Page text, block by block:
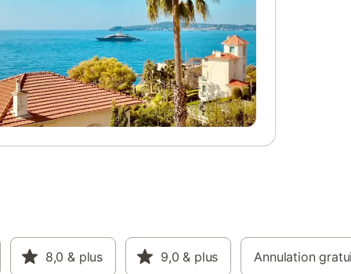
27km
et
8,0 & plus 9,0 & plus Annulation